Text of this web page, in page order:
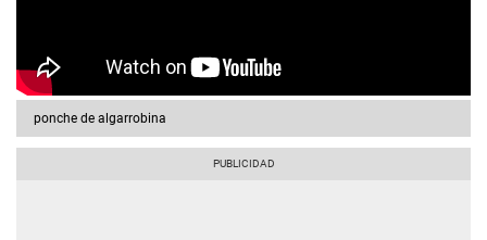
ponche de algarrobina